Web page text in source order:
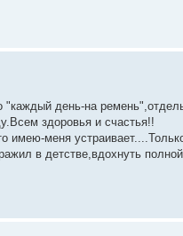
день-на
здоровья и счастья!!
имею-меня
в детстве,вдохнуть